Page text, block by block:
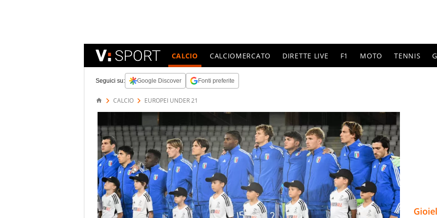
CALCIO CALCIOMERCATO DIRETTE LIVE F1 MOTO TENNIS
Seguici su: Google Discover Fonti preferite
CALCIO EUROPEI UNDER 21